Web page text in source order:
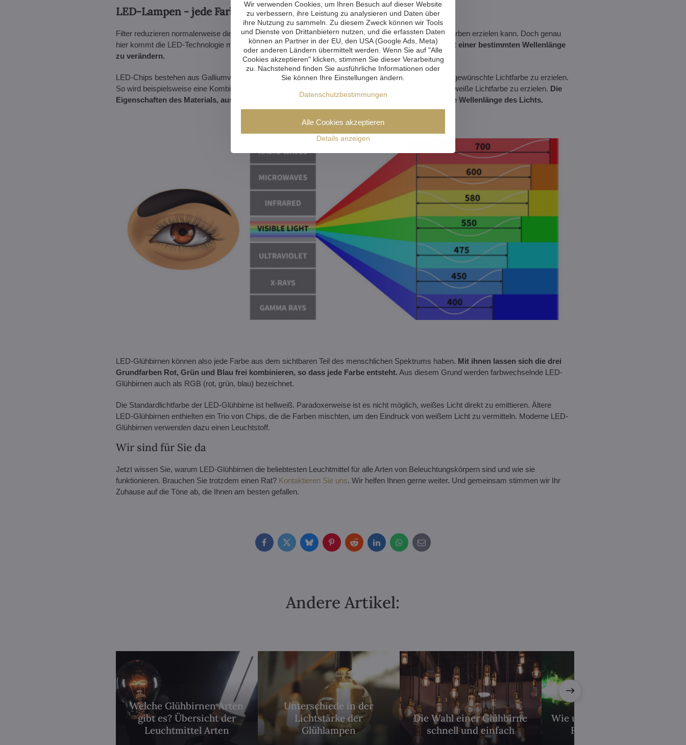
LED-Lampen - jede Farbe ohne Filter
Filter reduzieren normalerweise die Lichtintensität, so dass man mit ihnen keine ausreichend satten Farben erzielen kann. Doch genau
hier kommt die LED-Technologie mit einem weiteren ihrer vielen Vorteile ins Spiel:der Fähigkeit, Licht einer bestimmten Wellenlänge
zu verändern.
LED-Chips bestehen aus Galliumverbindungen und enthalten in der Regel weitere Materialien, um die gewünschte Lichtfarbe zu erzielen.
So wird beispielsweise eine Kombination aus blauer LED und Leuchtstoff verwendet, um eine schöne weiße Lichtfarbe zu erzielen. Die
Eigenschaften des Materials, aus dem die Dioden hergestellt sind, bestimmen also die maximale Wellenlänge des Lichts.
LED-Glühbirnen können also jede Farbe aus dem sichtbaren Teil des menschlichen Spektrums haben. Mit ihnen lassen sich die drei
Grundfarben Rot, Grün und Blau frei kombinieren, so dass jede Farbe entsteht. Aus diesem Grund werden farbwechselnde LED-
Glühbirnen auch als RGB (rot, grün, blau) bezeichnet.
Die Standardlichtfarbe der LED-Glühbirne ist hellweiß. Paradoxerweise ist es nicht möglich, weißes Licht direkt zu emittieren. Ältere
LED-Glühbirnen enthielten ein Trio von Chips, die die Farben mischten, um den Eindruck von weißem Licht zu vermitteln. Moderne LED-
Glühbirnen verwenden dazu einen Leuchtstoff.
Wir sind für Sie da
Jetzt wissen Sie, warum LED-Glühbirnen die beliebtesten Leuchtmittel für alle Arten von Beleuchtungskörpern sind und wie sie
funktionieren. Brauchen Sie trotzdem einen Rat? Kontaktieren Sie uns. Wir helfen Ihnen gerne weiter. Und gemeinsam stimmen wir Ihr
Zuhause auf die Töne ab, die Ihnen am besten gefallen.
FacebookTwitterBlueskyPinterestRedditLinkedInWhatsApp
E-
mail
Andere Artikel:
Welche Glühbirnen Arten
gibt es? Übersicht der
Leuchtmittel Arten
Unterschiede in der
Lichtstärke der
Glühlampen
Die Wahl einer Glühbirne
schnell und einfach
Wie unterscheiden sich die
Farben des Lichts?
Wir verwenden Cookies, um Ihren Besuch auf dieser Website
zu verbessern, ihre Leistung zu analysieren und Daten über
ihre Nutzung zu sammeln. Zu diesem Zweck können wir Tools
und Dienste von Drittanbietern nutzen, und die erfassten Daten
können an Partner in der EU, den USA (Google Ads, Meta)
oder anderen Ländern übermittelt werden. Wenn Sie auf "Alle
Cookies akzeptieren" klicken, stimmen Sie dieser Verarbeitung
zu. Nachstehend finden Sie ausführliche Informationen oder
Sie können Ihre Einstellungen ändern.
Datenschutzbestimmungen
Details anzeigen
Alle Cookies akzeptieren